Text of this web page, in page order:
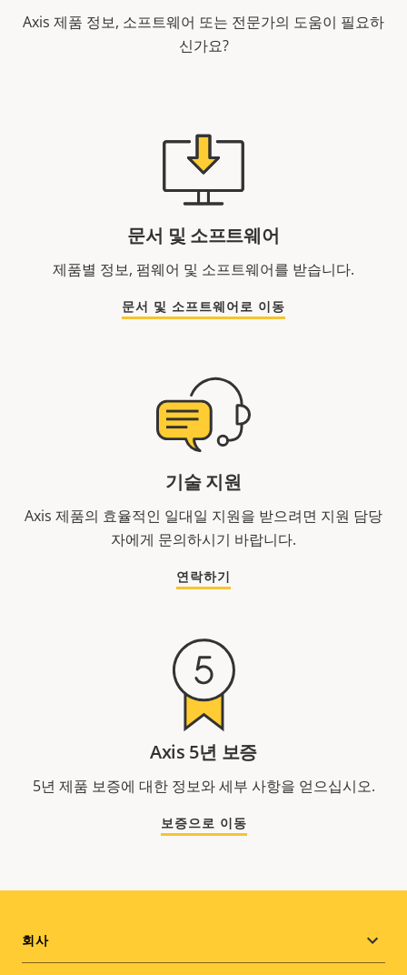
Axis 제품 정보, 소프트웨어 또는 전문가의 도움이 필요하
신가요?
문서 및 소프트웨어
제품별 정보, 펌웨어 및 소프트웨어를 받습니다.
문서 및 소프트웨어로 이동
기술 지원
Axis 제품의 효율적인 일대일 지원을 받으려면 지원 담당
자에게 문의하시기 바랍니다.
연락하기
Axis 5년 보증
5년 제품 보증에 대한 정보와 세부 사항을 얻으십시오.
보증으로 이동
Footer
회사